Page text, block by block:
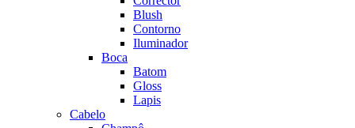
Blush
Contorno
Iluminador
Boca
Batom
Gloss
Lapis
Cabelo